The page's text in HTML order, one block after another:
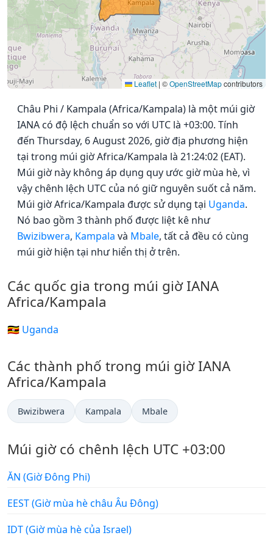
Leaflet | ©OpenStreetMapcontributors
Châu Phi / Kampala (Africa/Kampala) là một múi giờ
IANA có độ lệch chuẩn so với UTC là +03:00. Tính
đến Thursday, 6 August 2026, giờ địa phương hiện
tại trong múi giờ Africa/Kampala là 21:24:02 (EAT).
Múi giờ này không áp dụng quy ước giờ mùa hè, vì
vậy chênh lệch UTC của nó giữ nguyên suốt cả năm.
Múi giờ Africa/Kampala được sử dụng tại Uganda.
Nó bao gồm 3 thành phố được liệt kê như
Bwizibwera, Kampala và Mbale, tất cả đều có cùng
múi giờ hiện tại như hiển thị ở trên.
Các quốc gia trong múi giờ IANA
Africa/Kampala
🇺🇬 Uganda
Các thành phố trong múi giờ IANA
Africa/Kampala
Bwizibwera Kampala Mbale
Múi giờ có chênh lệch UTC +03:00
ĂN (Giờ Đông Phi)
EEST (Giờ mùa hè châu Âu Đông)
IDT (Giờ mùa hè của Israel)